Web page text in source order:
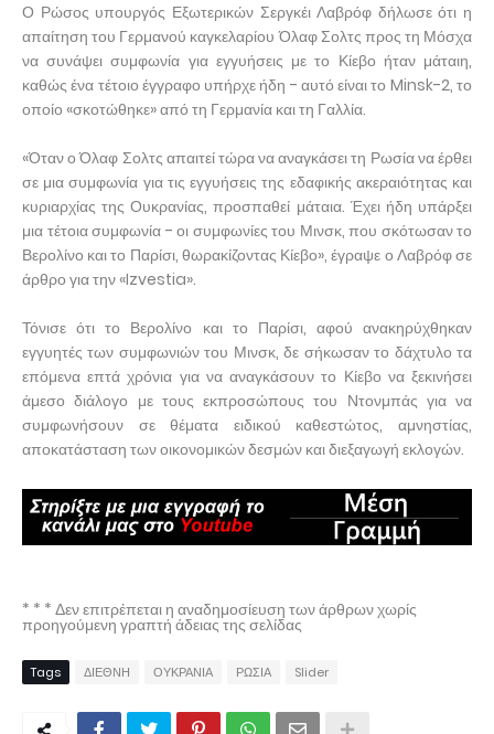
Ο Ρώσος υπουργός Εξωτερικών Σεργκέι Λαβρόφ δήλωσε ότι η
απαίτηση του Γερμανού καγκελαρίου Όλαφ Σολτς προς τη Μόσχα
να συνάψει συμφωνία για εγγυήσεις με το Κίεβο ήταν μάταιη,
καθώς ένα τέτοιο έγγραφο υπήρχε ήδη - αυτό είναι το Minsk-2, το
οποίο «σκοτώθηκε» από τη Γερμανία και τη Γαλλία.
«Όταν ο Όλαφ Σολτς απαιτεί τώρα να αναγκάσει τη Ρωσία να έρθει
σε μια συμφωνία για τις εγγυήσεις της εδαφικής ακεραιότητας και
κυριαρχίας της Ουκρανίας, προσπαθεί μάταια. Έχει ήδη υπάρξει
μια τέτοια συμφωνία - οι συμφωνίες του Μινσκ, που σκότωσαν το
Βερολίνο και το Παρίσι, θωρακίζοντας Κίεβο», έγραψε ο Λαβρόφ σε
άρθρο για την «Izvestia».
Τόνισε ότι το Βερολίνο και το Παρίσι, αφού ανακηρύχθηκαν
εγγυητές των συμφωνιών του Μινσκ, δε σήκωσαν το δάχτυλο τα
επόμενα επτά χρόνια για να αναγκάσουν το Κίεβο να ξεκινήσει
άμεσο διάλογο με τους εκπροσώπους του Ντονμπάς για να
συμφωνήσουν σε θέματα ειδικού καθεστώτος, αμνηστίας,
αποκατάσταση των οικονομικών δεσμών και διεξαγωγή εκλογών.
* * * Δεν επιτρέπεται η αναδημοσίευση των άρθρων χωρίς
προηγούμενη γραπτή άδειας της σελίδας
Tags ΔΙΕΘΝΗ ΟΥΚΡΑΝΙΑ ΡΩΣΙΑ Slider